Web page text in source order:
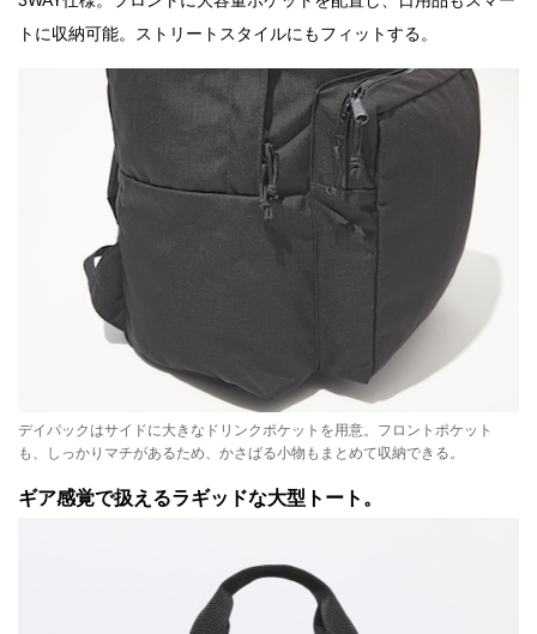
トに収納可能。ストリートスタイルにもフィットする。
デイパックはサイドに大きなドリンクポケットを用意。フロントポケット
も、しっかりマチがあるため、かさばる小物もまとめて収納できる。
ギア感覚で扱えるラギッドな大型トート。